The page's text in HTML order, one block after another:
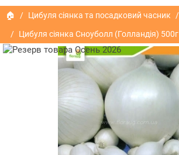
🏠 Цибуля сіянка та посадковий часник
Цибуля сіянка Сноуболл (Голландія) 500г